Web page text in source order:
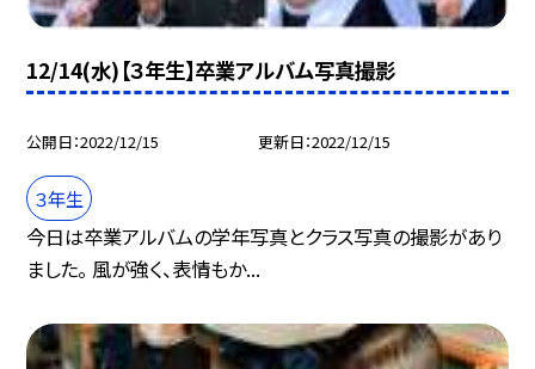
12/14(水)【３年生】卒業アルバム写真撮影
公開日 2022/12/15 更新日 2022/12/15
３年生
今日は卒業アルバムの学年写真とクラス写真の撮影があり
ました。 風が強く、表情もか...